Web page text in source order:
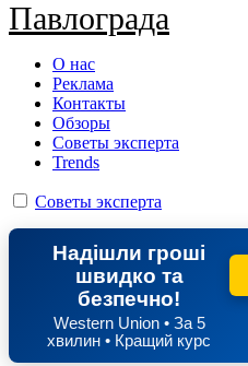
Павлограда
О нас
Реклама
Контакты
Обзоры
Советы эксперта
Trends
Советы эксперта
Надішли гроші
швидко та
безпечно!
Western Union • За 5
хвилин • Кращий курс